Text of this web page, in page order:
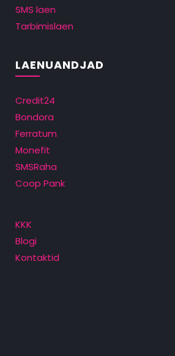
SMS laen
Tarbimislaen
LAENUANDJAD
Credit24
Bondora
Ferratum
Monefit
SMSRaha
Coop Pank
KKK
Blogi
Kontaktid